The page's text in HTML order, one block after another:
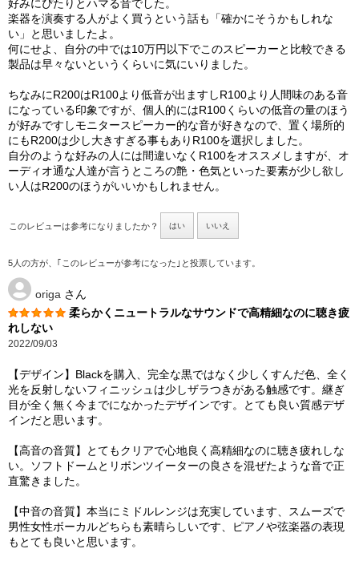
好みにぴたりとハマる音でした。
楽器を演奏する人がよく買うという話も「確かにそうかもしれな
い」と思いましたよ。
何にせよ、自分の中では10万円以下でこのスピーカーと比較できる
製品は早々ないというくらいに気にいりました。
ちなみにR200はR100より低音が出ますしR100より人間味のある音
になっている印象ですが、個人的にはR100くらいの低音の量のほう
が好みですしモニタースピーカー的な音が好きなので、置く場所的
にもR200は少し大きすぎる事もありR100を選択しました。
自分のような好みの人には間違いなくR100をオススメしますが、オ
ーディオ通な人達が言うところの艶・色気といった要素が少し欲し
い人はR200のほうがいいかもしれません。
このレビューは参考になりましたか？ はい いいえ
5人の方が、｢このレビューが参考になった｣と投票しています。
origa さん
柔らかくニュートラルなサウンドで高精細なのに聴き疲
れしない
2022/09/03
【デザイン】Blackを購入、完全な黒ではなく少しくすんだ色、全く
光を反射しないフィニッシュは少しザラつきがある触感です。継ぎ
目が全く無く今までになかったデザインです。とても良い質感デザ
インだと思います。
【高音の音質】とてもクリアで心地良く高精細なのに聴き疲れしな
い。ソフトドームとリボンツイーターの良さを混ぜたような音で正
直驚きました。
【中音の音質】本当にミドルレンジは充実しています、スムーズで
男性女性ボーカルどちらも素晴らしいです、ピアノや弦楽器の表現
もとても良いと思います。